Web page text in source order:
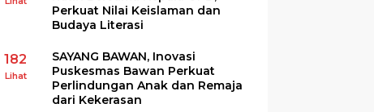
Perkuat Nilai Keislaman dan
Budaya Literasi
182
Lihat
SAYANG BAWAN, Inovasi
Puskesmas Bawan Perkuat
Perlindungan Anak dan Remaja
dari Kekerasan